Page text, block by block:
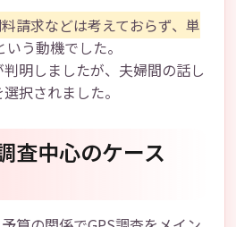
請求などは考えておらず、単
いう動機でした。
明しましたが、夫婦間の話し
択されました。
査中心のケース